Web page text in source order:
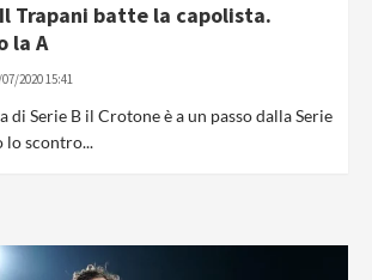
Trapani batte la capolista.
la A
2020 15:41
di Serie B il Crotone è a un passo dalla Serie
lo scontro...